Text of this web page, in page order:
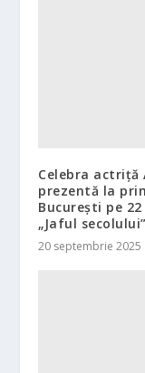
Celebra
prezentă la
București pe
„Jaful secolului”
20 septembrie 2025